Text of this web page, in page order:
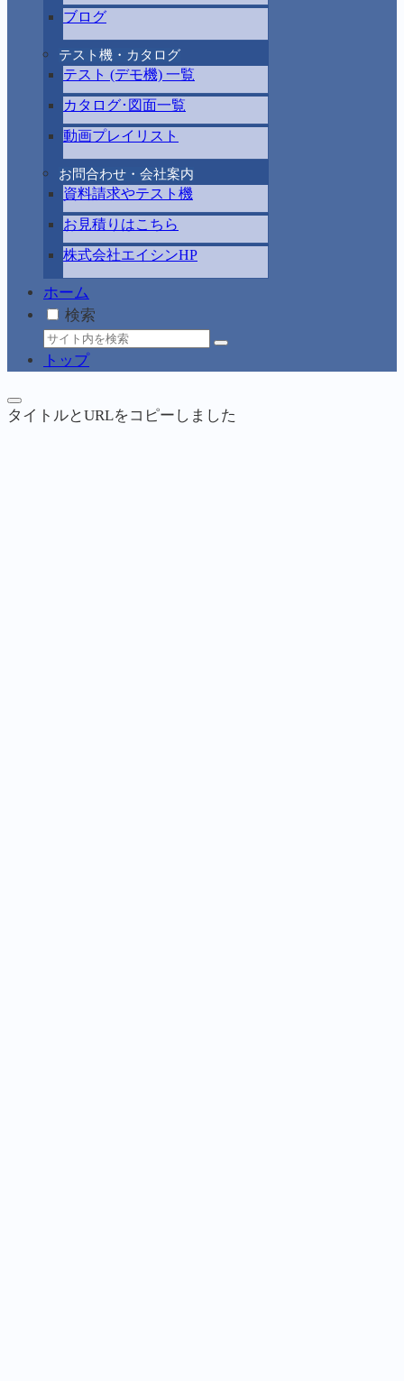
ブログ
テスト機・カタログ
テスト (デモ機) 一覧
カタログ･図面一覧
動画プレイリスト
お問合わせ・会社案内
資料請求やテスト機
お見積りはこちら
株式会社エイシンHP
ホーム
検索
トップ
タイトルとURLをコピーしました